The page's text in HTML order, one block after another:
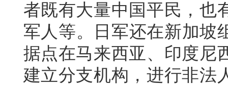
者既有大量中国平民，也
军人等。日军还在新加坡
据点在马来西亚、印度尼
建立分支机构，进行非法